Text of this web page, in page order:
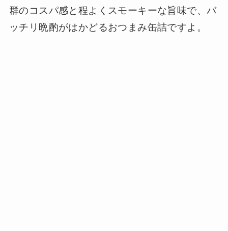
群のコスパ感と程よくスモーキーな旨味で、バ
ッチリ晩酌がはかどるおつまみ缶詰ですよ。